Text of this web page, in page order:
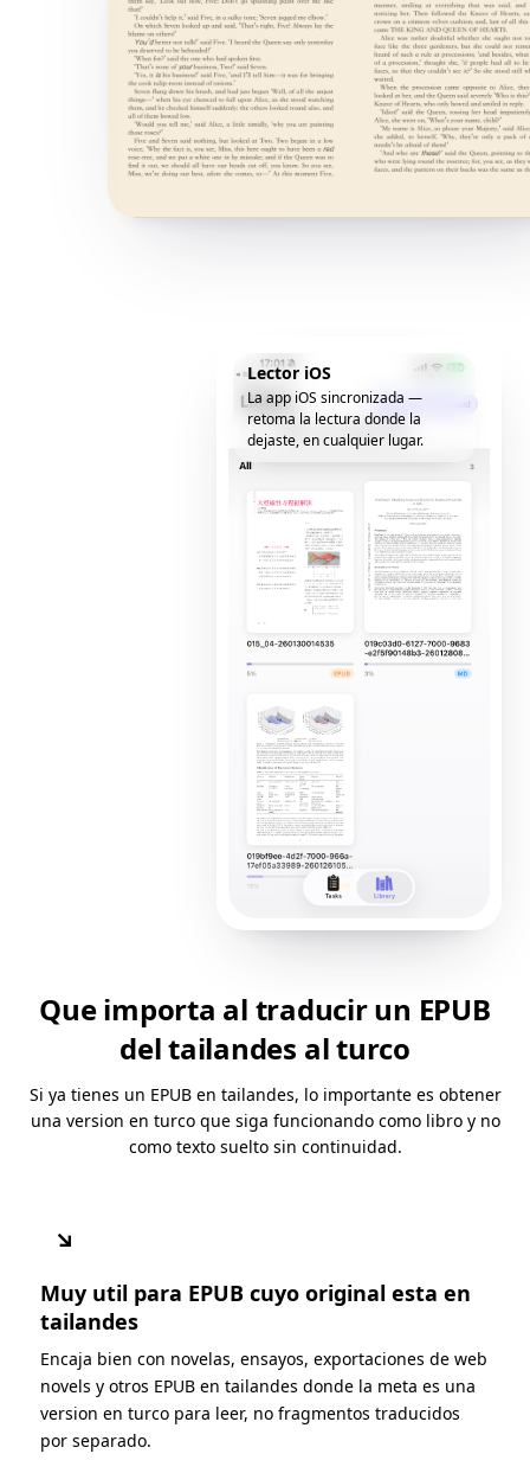
Lector iOS
La app iOS sincronizada —
retoma la lectura donde la
dejaste, en cualquier lugar.
Que importa al traducir un EPUB
del tailandes al turco
Si ya tienes un EPUB en tailandes, lo importante es obtener
una version en turco que siga funcionando como libro y no
como texto suelto sin continuidad.
↘
Muy util para EPUB cuyo original esta en
tailandes
Encaja bien con novelas, ensayos, exportaciones de web
novels y otros EPUB en tailandes donde la meta es una
version en turco para leer, no fragmentos traducidos
por separado.